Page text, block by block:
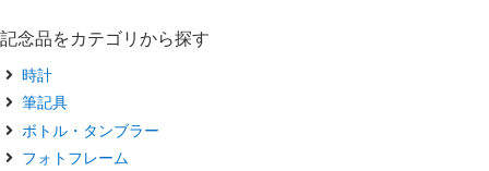
記念品をカテゴリから探す
時計
筆記具
ボトル・タンブラー
フォトフレーム